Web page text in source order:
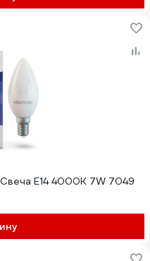
E14 4000K 7W 7049